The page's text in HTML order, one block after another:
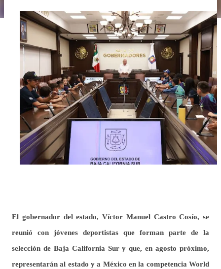
El gobernador del estado, Víctor Manuel Castro Cosío, se
reunió con jóvenes deportistas que forman parte de la
selección de Baja California Sur y que, en agosto próximo,
representarán al estado y a México en la competencia World